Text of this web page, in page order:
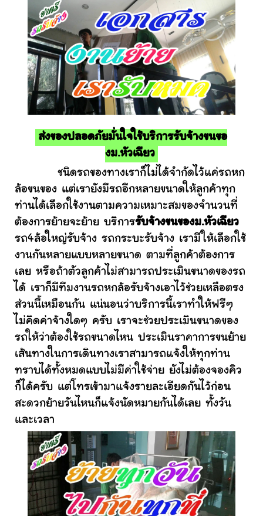
ส่งของปลอดภัยมั่นใจใช้บริการรับจ้างขนขอ
งม.หัวเฉียว
ชนิดรถของทางเราก็ไม่ได้จำกัดไว้แค่รถหก
ล้อขนของ แต่เรายังมีรถอีกหลายขนาดให้ลูกค้าทุก
ท่านได้เลือกใช้งานตามความเหมาะสมของจำนวนที่
ต้องการย้ายจะย้าย บริการรับจ้างขนของม.หัวเฉียว
รถ4ล้อใหญ่รับจ้าง รถกระบะรับจ้าง เรามีให้เลือกใช้
งานกันหลายแบบหลายขนาด ตามที่ลูกค้าต้องการ
เลย หรือถ้าตัวลูกค้าไม่สามารถประเมินขนาดของรถ
ได้ เราก็มีทีมงานรถหกล้อรับจ้างเอาไว้ช่วยเหลือตรง
ส่วนนี้เหมือนกัน แน่นอนว่าบริการนี้เราทำให้ฟรีๆ
ไม่คิดค่าจ้างใดๆ ครับ เราจะช่วยประเมินขนาดของ
รถให้ว่าต้องใช้รถขนาดไหน ประเมินราคาการขนย้าย
เส้นทางในการเดินทางเราสามารถแจ้งให้ทุกท่าน
ทราบได้ทั้งหมดแบบไม่มีค่าใช้จ่าย ยังไม่ต้องจองคิว
ก็ได้ครับ แต่โทรเข้ามาแจ้งรายละเอียดกันไว้ก่อน
สะดวกย้ายวันไหนก็แจ้งนัดหมายกันได้เลย ทั้งวัน
และเวลา